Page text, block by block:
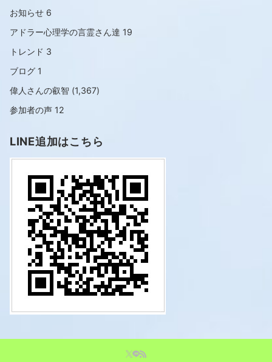
お知らせ 6
アドラー心理学の言霊さん達 19
トレンド 3
ブログ 1
偉人さんの叡智 (1,367)
参加者の声 12
LINE追加はこちら